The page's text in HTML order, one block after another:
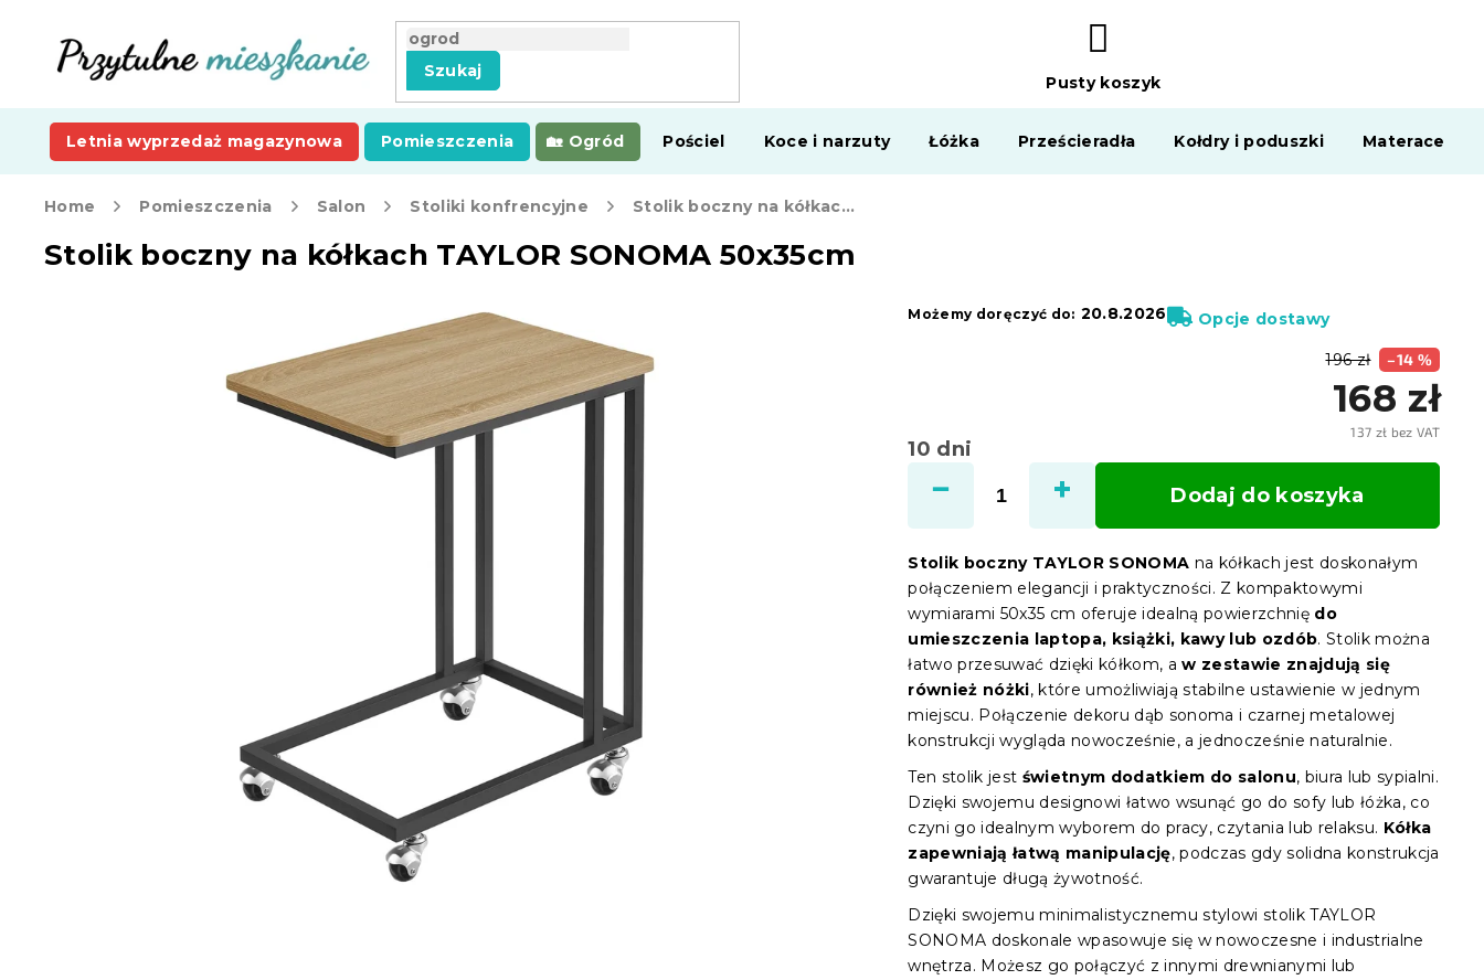
Szukaj
KOSZYK
Pusty koszyk
Letnia wyprzedaż magazynowa Pomieszczenia Ogród Pościel Koce i narzuty Łóżka Prześcieradła Kołdry i poduszki Materace
Home Pomieszczenia Salon Stoliki konfrencyjne Stolik boczny na kółkach TAYLOR SONOMA 50x35cm
Stolik boczny na kółkach TAYLOR SONOMA 50x35cm
196 zł –14 %
168 zł
137 zł bez VAT
10 dni
Możemy doręczyć do: 20.8.2026 Opcje dostawy
Dodaj do koszyka
Stolik boczny TAYLOR SONOMA na kółkach jest doskonałym
połączeniem elegancji i praktyczności. Z kompaktowymi
wymiarami 50x35 cm oferuje idealną powierzchnię do
umieszczenia laptopa, książki, kawy lub ozdób. Stolik można
łatwo przesuwać dzięki kółkom, aw zestawie znajdują się
również nóżki, które umożliwiają stabilne ustawienie w jednym
miejscu. Połączenie dekoru dąb sonoma i czarnej metalowej
konstrukcji wygląda nowocześnie, a jednocześnie naturalnie.
Ten stolik jest świetnym dodatkiem do salonu, biura lub sypialni.
Dzięki swojemu designowi łatwo wsunąć go do sofy lub łóżka, co
czyni go idealnym wyborem do pracy, czytania lub relaksu. Kółka
zapewniają łatwą manipulację, podczas gdy solidna konstrukcja
gwarantuje długą żywotność.
Dzięki swojemu minimalistycznemu stylowi stolik TAYLOR
SONOMA doskonale wpasowuje się w nowoczesne i industrialne
wnętrza. Możesz go połączyć z innymi drewnianymi lub